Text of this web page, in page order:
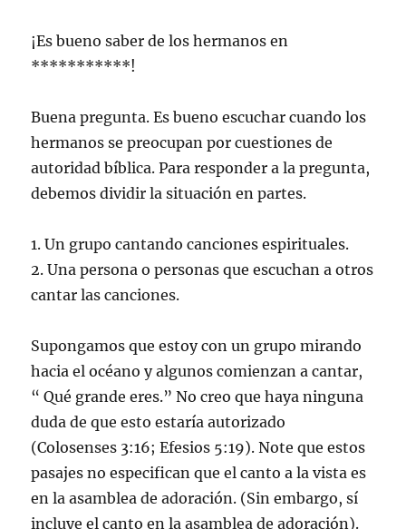
¡Es bueno saber de los hermanos en
***********!
Buena pregunta. Es bueno escuchar cuando los
hermanos se preocupan por cuestiones de
autoridad bíblica. Para responder a la pregunta,
debemos dividir la situación en partes.
1. Un grupo cantando canciones espirituales.
2. Una persona o personas que escuchan a otros
cantar las canciones.
Supongamos que estoy con un grupo mirando
hacia el océano y algunos comienzan a cantar,
“ Qué grande eres.” No creo que haya ninguna
duda de que esto estaría autorizado
(Colosenses 3:16; Efesios 5:19). Note que estos
pasajes no especifican que el canto a la vista es
en la asamblea de adoración. (Sin embargo, sí
incluye el canto en la asamblea de adoración).